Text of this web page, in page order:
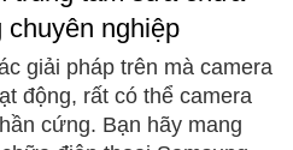
chuyên nghiệp
giải pháp trên mà camera
động, rất có thể camera
cứng. Bạn hãy mang